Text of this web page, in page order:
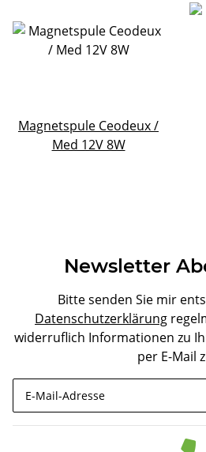
Magnetspule Ceodeux /
Med 12V 8W
Newsletter
Bitte senden Sie mir
Datenschutzerklärung
widerruflich Informationen zu
per E-Mail